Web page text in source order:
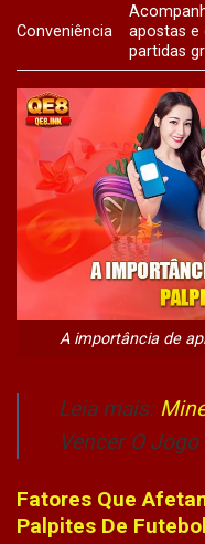
Conveniência
apostas e
partidas
A importância de
Leia mais:
Vencer O
Fatores Que
Palpites De Futebol